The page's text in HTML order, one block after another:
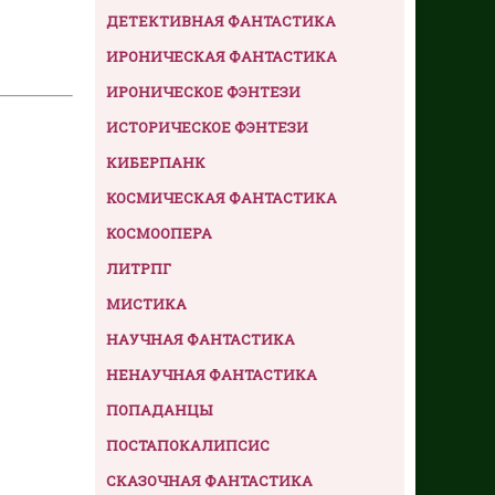
ДЕТЕКТИВНАЯ ФАНТАСТИКА
ИРОНИЧЕСКАЯ ФАНТАСТИКА
ИРОНИЧЕСКОЕ ФЭНТЕЗИ
ИСТОРИЧЕСКОЕ ФЭНТЕЗИ
КИБЕРПАНК
КОСМИЧЕСКАЯ ФАНТАСТИКА
КОСМООПЕРА
ЛИТРПГ
МИСТИКА
НАУЧНАЯ ФАНТАСТИКА
НЕНАУЧНАЯ ФАНТАСТИКА
ПОПАДАНЦЫ
ПОСТАПОКАЛИПСИС
СКАЗОЧНАЯ ФАНТАСТИКА